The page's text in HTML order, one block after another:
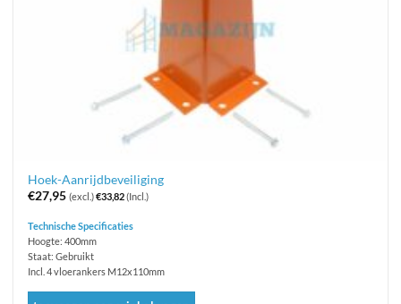
Hoek-Aanrijdbeveiliging
€27,95 (excl.)€33,82(Incl.)
Technische Specificaties
Hoogte: 400mm
Staat: Gebruikt
Incl. 4 vloerankers M12x110mm